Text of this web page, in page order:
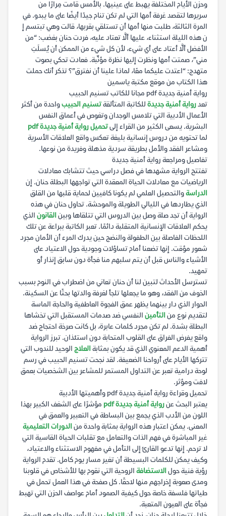
وحزن الأيام المختلفة يهبط على عينيها. بالأمس قامت مِرارًا من
سريرها لتقصد غرفة أمها التي لم تكن تنام جيدًا أيضًا على ما يبدو. في
المرة الثالثة، طلبت منها أمها أن تستلقي بقربها، قالت وهي تبتسم إ
ن هذه الليلة استثناء، عليها ألَّا تعتاد عليه، فردت حنان بغضب: “من
الأفضل ألَّا أعتاد على أي شيء، لأن كل شيء من الممكن أن يُسلَبَ
مني”، صمتت أمها ونظرت إليها نظرة مؤنِّبة. فعادت تحكي بصوت
متهدج: “اعتدت عليكما معًا، لماذا علينا أن نفترق”؟ تذكر أنك حملت
هذا الكتاب من موقع مكتبة ياسمين
رواية أمنية جديدة pdf مجانا للكاتب تسنيم الحبيب
تعدرواية أمنية جديدة للكاتبة المتألقةتسنيم الحبيبواحدة من أكثر
الأعمال الأدبية التي تلامس الوجدان وتغوص في أعماق النفس
البشرية. يسعى الكثير من القراء إلىتحميل رواية أمنية جديدة pdf
لما تحتويه من دروس إنسانية بليغة تعكس واقع العلاقات الأسرية
ومشاعر الفقد والأمل بطريقة سردية مذهلة وفريدة من نوعها.
تفاصيل ومراجعة رواية أمنية جديدة
تفتتح الرواية مشهدها في فصل دراسي حيث تتشابك معادلات
الرياضيات مع معادلات الحياة المعقدة التي تواجهها البطلة حنان. إن
الدراسةوالتحصيل العلمي لم يكونا كافيين لحماية قلبها من القلق
الذي يطاردها في الليالي الطويلة والموحشة. تحاول حنان في هذه
الرواية أن تجد صلة وصل بين الدروس التي تتلقاها وبينالقانون الذي
يحكم العلاقات الإنسانية المتقلبة دائمًا. تعبر الكاتبة ببراعة عن تلك
اللحظات الفاصلة بين الطفولة والنضج حين يدرك المرء أن الأمان مجرد
شعور مؤقت. إنها تضعنا أمام تساؤلات وجودية حول الاعتياد على
الأشياء والناس قبل أن يتم سلبهم منا فجأة دون سابق إنذار أو
تمهيد.
تسترسل الأحداث لتبين لنا أن حنان تعاني من اضطراب في النوم بسبب
الخوف من الفقد، وهو ما يجعلها تلجأ لغرفة والدتها بحثًا عن السكينة.
الحوار الذي دار بينهما يظهر عمق الفجوة العاطفية والحاجة الماسة
لتقديم نوع منالتأمين النفسي ضد صدمات المستقبل التي تخشاها
البطلة بشدة. لم تكن مجرد كلمات عابرة، بل كانت صرخة احتجاج ضد
واقع يفرض الفراق على القلوب المتحابة دون استئذان. تبرز الرواية
أهمية الدعم المعنوي الذي قد يكون بمثابةالعلاج الوحيد للندوب التي
تتركها الأيام على أرواحنا الضعيفة. لقد نجحت تسنيم الحبيب في رسم
لوحة درامية تعبر عن التداول المستمر للمشاعر بين الشخصيات بعمق
لافت ومؤثر.
تحميل وقراءة رواية أمنية جديدة pdf وأهميتها الأدبية
يعتبر البحث عنرواية أمنية جديدة pdf
مؤشرًا على الشغف الكبير بهذا
اللون من الأدب الذي يجمع بين البساطة في التعبير والعمق في
المعنى. يمكن اعتبار هذه الرواية بمثابة واحدة منالدورات التعليمية
غير المباشرة في فهم الذات والتعامل مع تقلبات الحياة القاسية التي
لا ترحم. إنها تدعو القارئ إلى التأمل في مفهوم الاستثناء والاعتياد،
وكيف يمكن للكلمات البسيطة أن تغير مسار يوم كامل. تقدم الرواية
رؤية فنية حولالاستضافة الروحية التي نقوم بها للأشخاص في قلوبنا
ومدى صعوبة إخراجهم منها لاحقًا. كل صفحة في هذا العمل تحمل في
طياتها فلسفة خاصة حول كيفية الصمود أمام عواصف الحزن التي تهبط
فجأة على العيون المتعبة.